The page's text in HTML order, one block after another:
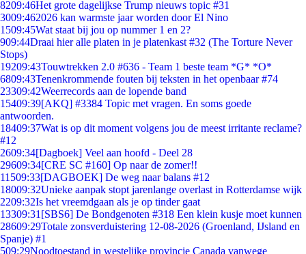
8209:46Het grote dagelijkse Trump nieuws topic #31
3009:462026 kan warmste jaar worden door El Nino
1509:45Wat staat bij jou op nummer 1 en 2?
909:44Draai hier alle platen in je platenkast #32 (The Torture Never
Stops)
19209:43Touwtrekken 2.0 #636 - Team 1 beste team *G* *O*
6809:43Tenenkrommende fouten bij teksten in het openbaar #74
23309:42Weerrecords aan de lopende band
15409:39[AKQ] #3384 Topic met vragen. En soms goede
antwoorden.
18409:37Wat is op dit moment volgens jou de meest irritante reclame?
#12
2609:34[Dagboek] Veel aan hoofd - Deel 28
29609:34[CRE SC #160] Op naar de zomer!!
11509:33[DAGBOEK] De weg naar balans #12
18009:32Unieke aanpak stopt jarenlange overlast in Rotterdamse wijk
2209:32Is het vreemdgaan als je op tinder gaat
13309:31 [SBS6] De Bondgenoten #318 Een klein kusje moet kunnen
28609:29Totale zonsverduistering 12-08-2026 (Groenland, IJsland en
Spanje) #1
509:29Noodtoestand in westelijke provincie Canada vanwege